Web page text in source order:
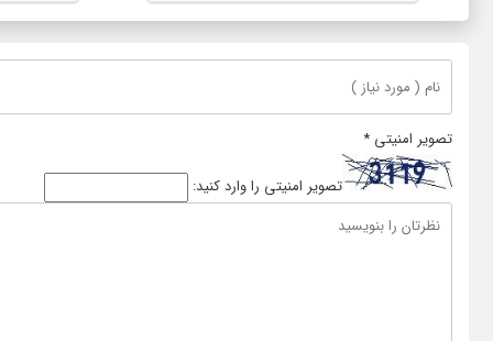
پایدار سازمان ملل متحد
تصویر امنیتی *
تصویر امنیتی را وارد کنید: